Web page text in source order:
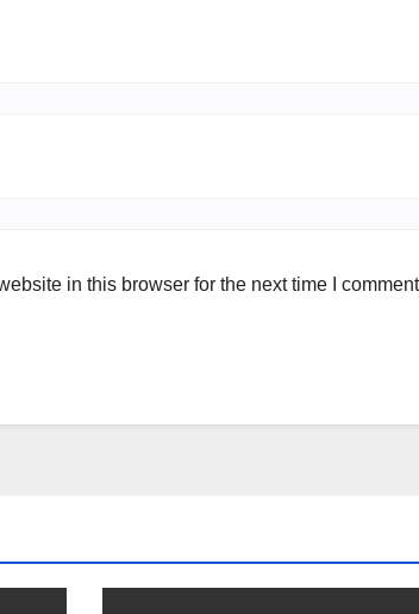
in this browser for the next time I